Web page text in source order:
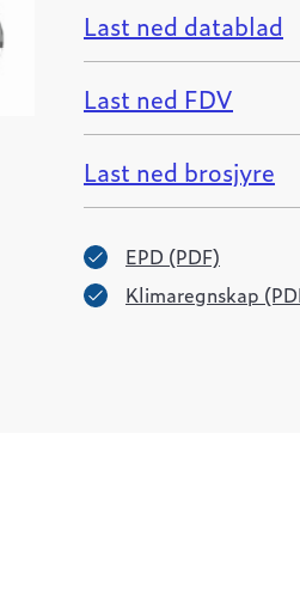
Last ned datablad
Last ned FDV
Last ned brosjyre
EPD (PDF)
Klimaregnskap